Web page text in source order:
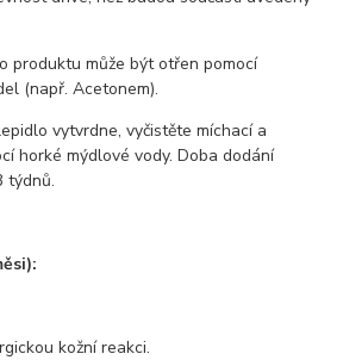
produktu může být otřen pomocí
(např. Acetonem).
vytvrdne, vyčistěte míchací a
horké mýdlové vody. Doba dodání
týdnů.
kožní reakci.